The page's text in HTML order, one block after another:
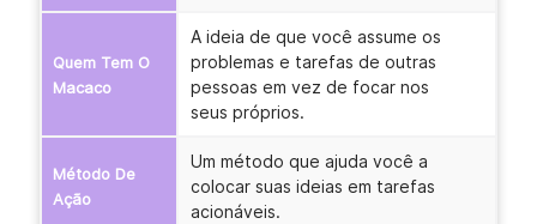
Quem Tem O
Macaco
A ideia de que você assume os
problemas e tarefas de outras
pessoas em vez de focar nos
seus próprios.
Método De
Ação
Um método que ajuda você a
colocar suas ideias em tarefas
acionáveis.